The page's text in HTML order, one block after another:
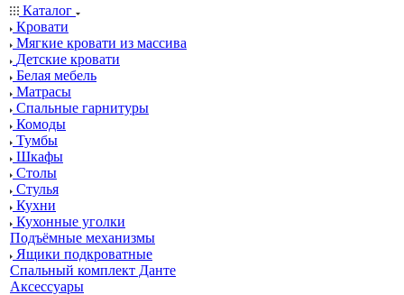
Каталог
Кровати
Мягкие кровати из массива
Детские кровати
Белая мебель
Матрасы
Спальные гарнитуры
Комоды
Тумбы
Шкафы
Столы
Стулья
Кухни
Кухонные уголки
Подъёмные механизмы
Ящики подкроватные
Спальный комплект Данте
Аксессуары